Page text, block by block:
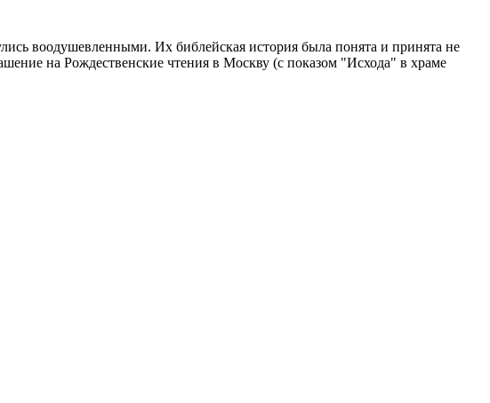
воодушевленными. Их библейская история была понята и принята не
на Рождественские чтения в Москву (с показом "Исхода" в храме